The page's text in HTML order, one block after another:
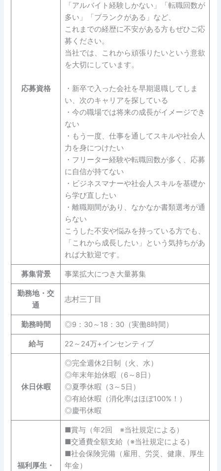
応募資格
「アルバイト経験しかない」「転職回数が
多い」「ブランクがある」など、
これまでの経歴に不安がある方もぜひご応
募ください。
当社では、これから頑張りたいという意欲
を大切にしています。
・新卒で入った会社を早期退職してしま
い、次のキャリアを探している
・今の職場では将来の成長がイメージでき
ない
・もう一度、仕事を通してスキルや社会人
力を身につけたい
・フリーター経験や転職回数が多く、応募
に自信が持てない
・ビジネスマナーや社会人スキルを基礎か
ら学び直したい
・離職期間があり、なかなか書類選考が通
らない
こうした不安や悩みを持っている方でも、
「これから成長したい」という気持ちがあ
れば大歓迎です。
募集背景 事業拡大につき大量募集
勤務地・交
通
志村三丁目
勤務時間 ◎9：30～18：30（実働8時間）
給与 22～24万+インセンティブ
休日休暇
◎完全週休2日制（火、水）
◎年末年始休暇（6～8日）
◎夏季休暇（3～5日）
◎有給休暇（消化率はほぼ100%！）
◎慶弔休暇
福利厚生・
■賞与（年2回 ※当社規定による）
■交通費全額支給（※当社規定による）
■社会保険完備（雇用、労災、健康、厚生
年金）